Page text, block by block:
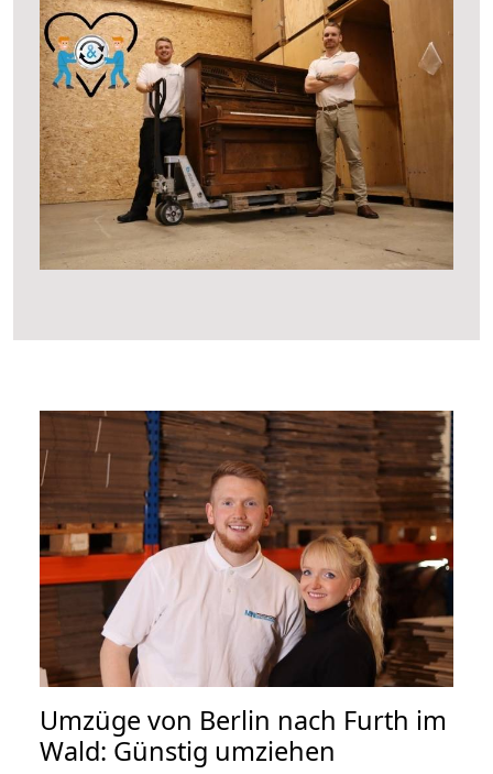
Umzüge von Berlin nach Furth im
Wald: Günstig umziehen